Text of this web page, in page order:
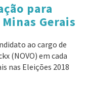
para
Gerais
ao cargo de
(NOVO) em cada
nas Eleições 2018